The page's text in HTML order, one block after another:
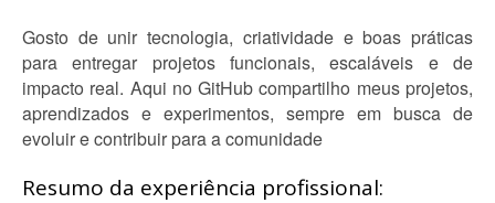
Gosto de unir tecnologia, criatividade e boas práticas
para entregar projetos funcionais, escaláveis e de
impacto real. Aqui no GitHub compartilho meus projetos,
aprendizados e experimentos, sempre em busca de
evoluir e contribuir para a comunidade
Resumo da experiência profissional: